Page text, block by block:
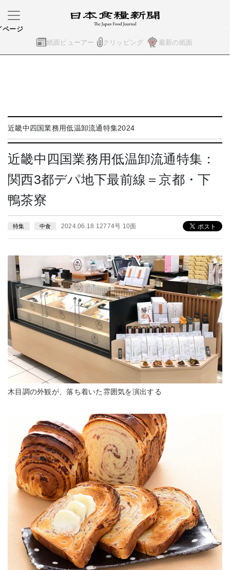
紙面ビューアー クリッピング 最新の紙面
ページ
近畿中四国業務用低温卸流通特集2024
近畿中四国業務用低温卸流通特集：
関西3都デパ地下最前線＝京都・下
鴨茶寮
特集 中食 2024.06.18 12774号 10面
木目調の外観が、落ち着いた雰囲気を演出する